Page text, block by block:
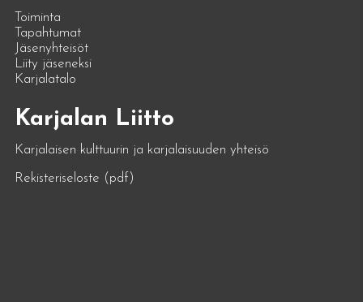
Toiminta
Tapahtumat
Jäsenyhteisöt
Liity jäseneksi
Karjalatalo
Karjalan Liitto
Karjalaisen kulttuurin ja karjalaisuuden yhteisö
Rekisteriseloste (pdf)